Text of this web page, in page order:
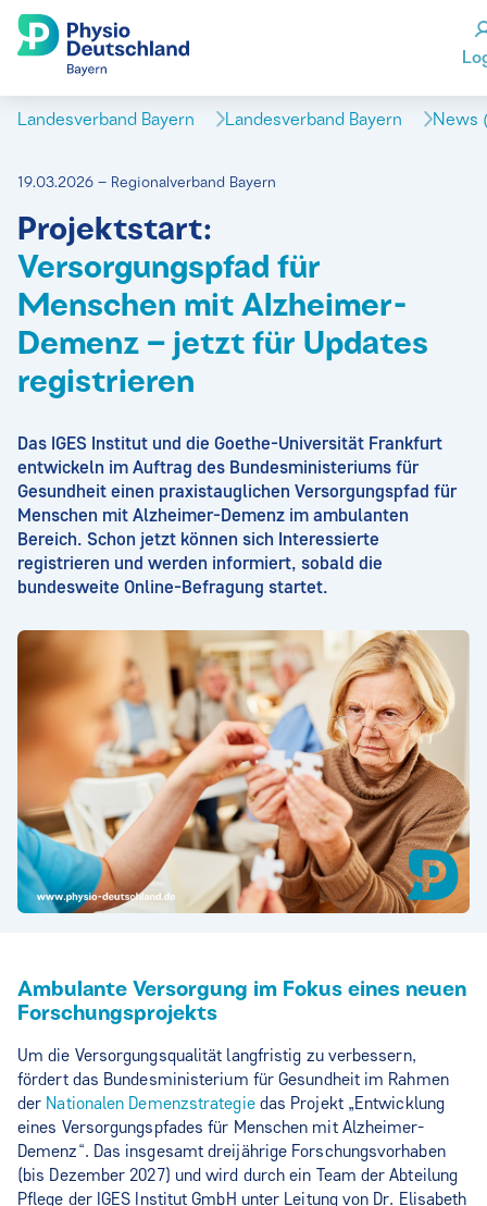
Landesverband Bayern Landesverband Bayern News
19.03.2026 – Regionalverband Bayern
Projektstart:
Versorgungspfad für
Menschen mit Alzheimer-
Demenz – jetzt für Updates
registrieren
Das IGES Institut und die Goethe-Universität Frankfurt
entwickeln im Auftrag des Bundesministeriums für
Gesundheit einen praxistauglichen Versorgungspfad für
Menschen mit Alzheimer-Demenz im ambulanten
Bereich. Schon jetzt können sich Interessierte
registrieren und werden informiert, sobald die
bundesweite Online-Befragung startet.
Ambulante Versorgung im Fokus eines neuen
Forschungsprojekts
Um die Versorgungsqualität langfristig zu verbessern,
fördert das Bundesministerium für Gesundheit im Rahmen
der Nationalen Demenzstrategiedas Projekt „Entwicklung
eines Versorgungspfades für Menschen mit Alzheimer-
Demenz“. Das insgesamt dreijährige Forschungsvorhaben
(bis Dezember 2027) und wird durch ein Team der Abteilung
Pflege der IGES Institut GmbH unter Leitung von Dr. Elisabeth